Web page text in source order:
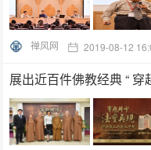
禅风网 2019-08-12